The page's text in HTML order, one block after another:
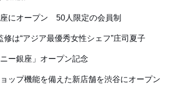
にオープン 50人限定の会員制
は“アジア最優秀女性シェフ”庄司夏子
ー銀座」オープン記念
ップ機能を備えた新店舗を渋谷にオープン